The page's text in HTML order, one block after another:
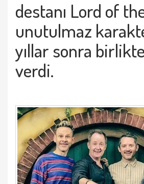
destanı Lord of
unutulmaz
yıllar sonra
verdi.